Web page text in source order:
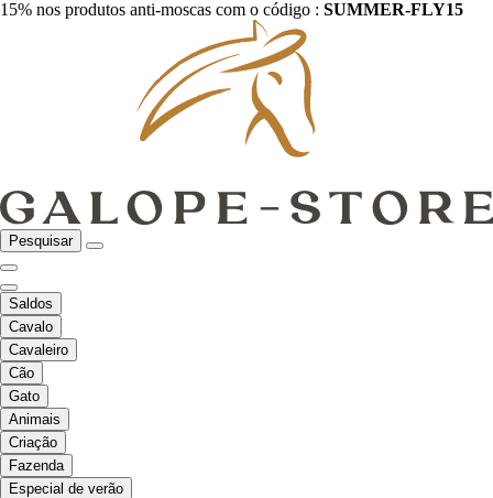
15% nos produtos anti-moscas com o código : SUMMER-FLY15
Pesquisar
Saldos
Cavalo
Cavaleiro
Cão
Gato
Animais
Criação
Fazenda
Especial de verão